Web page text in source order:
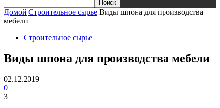
Домой Строительное сырье Виды шпона для производства
мебели
Строительное сырье
Виды шпона для производства мебели
02.12.2019
0
3